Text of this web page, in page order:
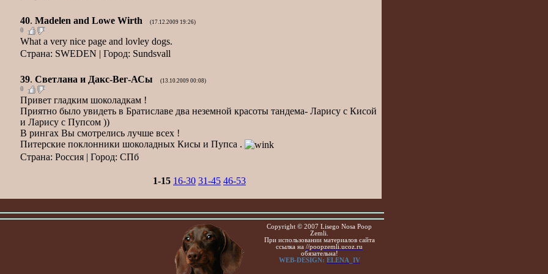
40. Madelen and Lowe Wirth (17.12.2009 19:26)
0
What a very nice page and lovley dogs.
Страна: SWEDEN | Город: Sundsvall
39. Светлана и Дакс-Вег-АСы (13.10.2009 00:08)
0
Привет гладким шоколадкам !
Приятно было увидеть в Братиславе два неземной красоты тандема- Ларису с Кисой
и Ларису с Пупсом ))
В рингах Вы смотрелись лучше всех !
Питерские поклонники шоколадных Кисы и Пупса .
Страна: Россия | Город: СПб
1-15 16-30 31-45 46-53
Copyright © 2007 Lisego Nosa Poop
Zemli.
При использовании материалов сайта
ссылка на //poopzemli.ucoz.ru
обязательна!
WEB-DESIGN: ELENA_IV